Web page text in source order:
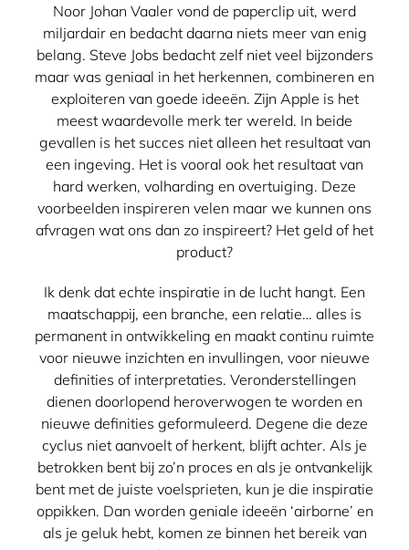
Noor Johan Vaaler vond de paperclip uit, werd
miljardair en bedacht daarna niets meer van enig
belang. Steve Jobs bedacht zelf niet veel bijzonders
maar was geniaal in het herkennen, combineren en
exploiteren van goede ideeën. Zijn Apple is het
meest waardevolle merk ter wereld. In beide
gevallen is het succes niet alleen het resultaat van
een ingeving. Het is vooral ook het resultaat van
hard werken, volharding en overtuiging. Deze
voorbeelden inspireren velen maar we kunnen ons
afvragen wat ons dan zo inspireert? Het geld of het
product?
Ik denk dat echte inspiratie in de lucht hangt. Een
maatschappij, een branche, een relatie… alles is
permanent in ontwikkeling en maakt continu ruimte
voor nieuwe inzichten en invullingen, voor nieuwe
definities of interpretaties. Veronderstellingen
dienen doorlopend heroverwogen te worden en
nieuwe definities geformuleerd. Degene die deze
cyclus niet aanvoelt of herkent, blijft achter. Als je
betrokken bent bij zo’n proces en als je ontvankelijk
bent met de juiste voelsprieten, kun je die inspiratie
oppikken. Dan worden geniale ideeën ‘airborne’ en
als je geluk hebt, komen ze binnen het bereik van